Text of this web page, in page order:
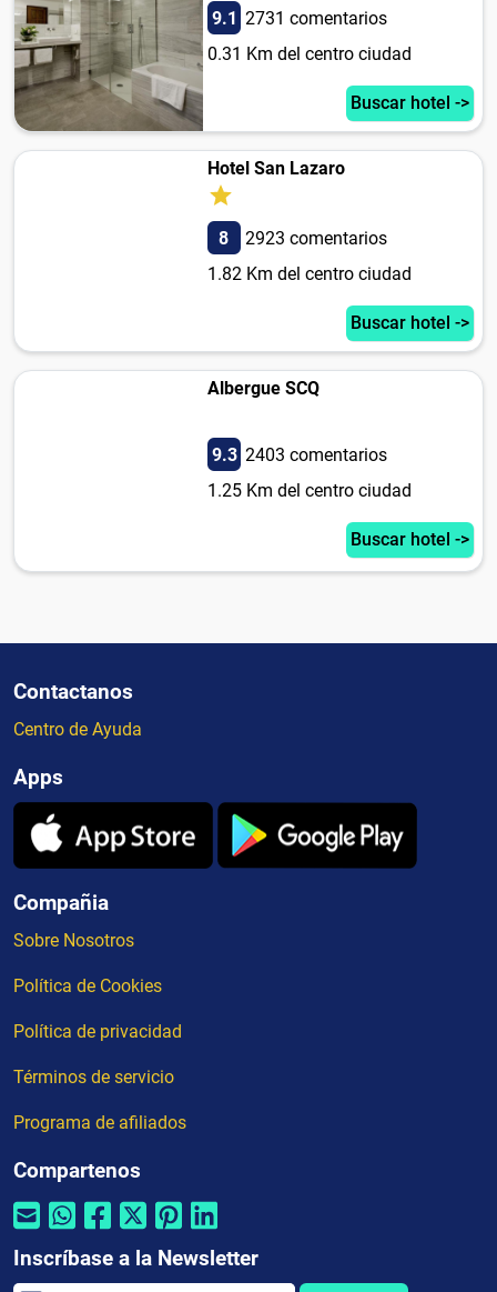
9.1 2731 comentarios
0.31 Km del centro ciudad
Buscar hotel ->
Hotel San Lazaro
8
2923 comentarios
1.82 Km del centro ciudad
Buscar hotel ->
Albergue SCQ
9.3 2403 comentarios
1.25 Km del centro ciudad
Buscar hotel ->
Contactanos
Centro de Ayuda
Apps
Compañia
Sobre Nosotros
Política de Cookies
Política de privacidad
Términos de servicio
Programa de afiliados
Compartenos
Inscríbase a la Newsletter